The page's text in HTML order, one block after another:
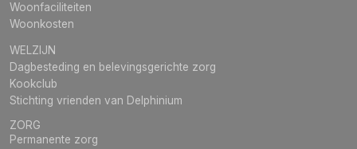
Woonfaciliteiten
Woonkosten
WELZIJN
Dagbesteding en belevingsgerichte zorg
Kookclub
Stichting vrienden van Delphinium
ZORG
Permanente zorg